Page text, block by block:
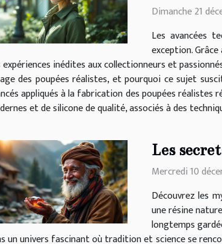
Dimanche 21
Les avancées
exception.
expériences inédites aux collectionneurs et
des poupées réalistes, et pourquoi ce sujet
appliqués à la fabrication des poupées réalistes
et de silicone de qualité, associés à des
Les
Mercredi 10
Découvrez les
une résine
longtemps
un univers fascinant où tradition et science se